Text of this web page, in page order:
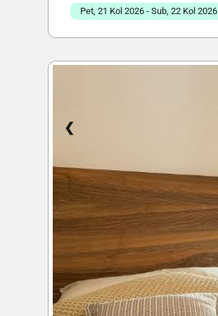
Pet, 21 Kol 2026 - Sub, 22 Kol 2026
❮